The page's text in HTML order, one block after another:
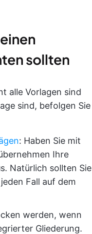
sollten
alle Vorlagen sind
sind, befolgen Sie
: Haben Sie mit
Ihre
Natürlich sollten Sie
Fall auf dem
werden, wenn
Gliederung.